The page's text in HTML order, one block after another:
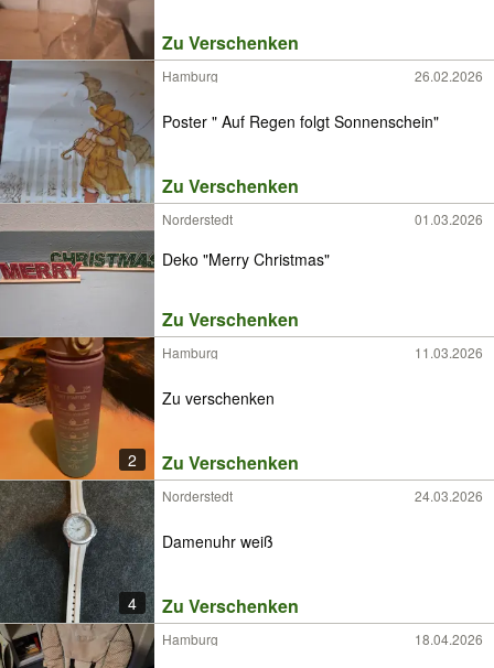
Zu Verschenken
Hamburg 26.02.2026
Poster " Auf Regen folgt Sonnenschein"
Zu Verschenken
Norderstedt 01.03.2026
Deko "Merry Christmas"
Zu Verschenken
2
Hamburg 11.03.2026
Zu verschenken
Zu Verschenken
4
Norderstedt 24.03.2026
Damenuhr weiß
Zu Verschenken
Hamburg 18.04.2026